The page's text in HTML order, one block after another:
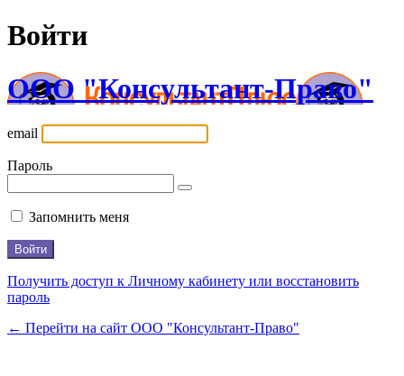
Войти
ООО "Консультант-Право"
email
Пароль
Запомнить меня
Получить доступ к Личному кабинету или восстановить
пароль
← Перейти на сайт ООО "Консультант-Право"